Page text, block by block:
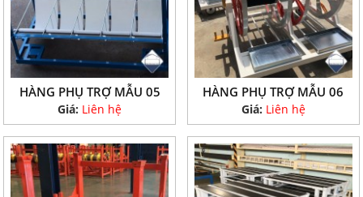
HÀNG PHỤ TRỢ MẪU 05
Giá: Liên hệ
HÀNG PHỤ TRỢ MẪU 06
Giá: Liên hệ